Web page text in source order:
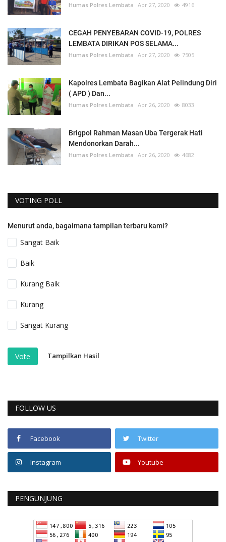
Humas Polres Lembata Apr 27, 2020 4916
CEGAH PENYEBARAN COVID-19, POLRES
LEMBATA DIRIKAN POS SELAMA...
Humas Polres Lembata Apr 27, 2020 7505
Kapolres Lembata Bagikan Alat Pelindung Diri
( APD ) Dan...
Humas Polres Lembata Apr 26, 2020 8033
Brigpol Rahman Masan Uba Tergerak Hati
Mendonorkan Darah...
Humas Polres Lembata Apr 26, 2020 4682
VOTING POLL
Menurut anda, bagaimana tampilan terbaru kami?
Sangat Baik
Baik
Kurang Baik
Kurang
Sangat Kurang
Vote Tampilkan Hasil
FOLLOW US
Facebook Twitter
Instagram Youtube
PENGUNJUNG